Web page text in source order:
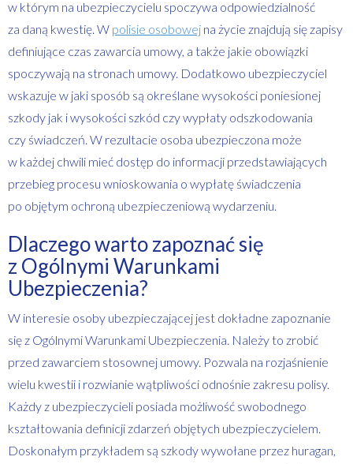
w którym na ubezpieczycielu spoczywa odpowiedzialność
za daną kwestię. W polisie osobowej na życie znajdują się zapisy
definiujące czas zawarcia umowy, a także jakie obowiązki
spoczywają na stronach umowy. Dodatkowo ubezpieczyciel
wskazuje w jaki sposób są określane wysokości poniesionej
szkody jak i wysokości szkód czy wypłaty odszkodowania
czy świadczeń. W rezultacie osoba ubezpieczona może
w każdej chwili mieć dostęp do informacji przedstawiających
przebieg procesu wnioskowania o wypłatę świadczenia
po objętym ochroną ubezpieczeniową wydarzeniu.
Dlaczego warto zapoznać się
z Ogólnymi Warunkami
Ubezpieczenia?
W interesie osoby ubezpieczającej jest dokładne zapoznanie
się z Ogólnymi Warunkami Ubezpieczenia. Należy to zrobić
przed zawarciem stosownej umowy. Pozwala na rozjaśnienie
wielu kwestii i rozwianie wątpliwości odnośnie zakresu polisy.
Każdy z ubezpieczycieli posiada możliwość swobodnego
kształtowania definicji zdarzeń objętych ubezpieczycielem.
Doskonałym przykładem są szkody wywołane przez huragan,